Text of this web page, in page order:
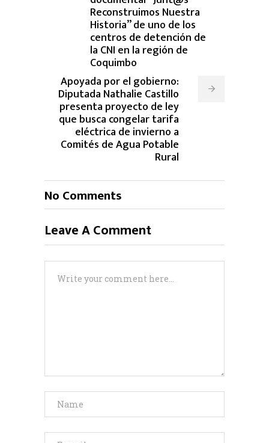
Reconstruimos Nuestra
Historia” de uno de los
centros de detención de
la CNI en la región de
Coquimbo
Apoyada por el gobierno:
Diputada Nathalie Castillo
presenta proyecto de ley
que busca congelar tarifa
eléctrica de invierno a
Comités de Agua Potable
Rural
No Comments
Leave A Comment